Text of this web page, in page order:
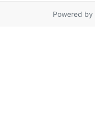
Powered by